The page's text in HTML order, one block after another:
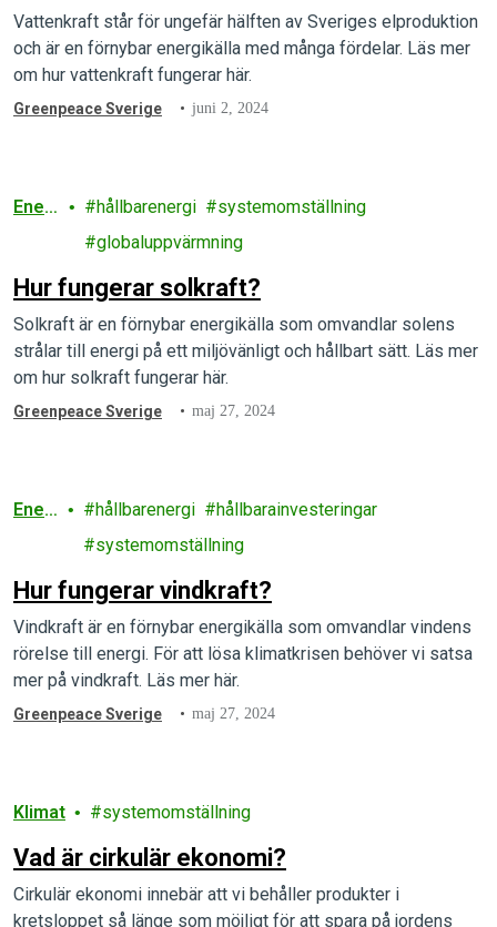
Vattenkraft står för ungefär hälften av Sveriges elproduktion
och är en förnybar energikälla med många fördelar. Läs mer
om hur vattenkraft fungerar här.
Greenpeace Sverige juni 2, 2024
Ener
hållbarenergi
systemomställning
globaluppvärmning
Hur fungerar solkraft?
Solkraft är en förnybar energikälla som omvandlar solens
strålar till energi på ett miljövänligt och hållbart sätt. Läs mer
om hur solkraft fungerar här.
Greenpeace Sverige maj 27, 2024
Ener
hållbarenergi
hållbarainvesteringar
systemomställning
Hur fungerar vindkraft?
Vindkraft är en förnybar energikälla som omvandlar vindens
rörelse till energi. För att lösa klimatkrisen behöver vi satsa
mer på vindkraft. Läs mer här.
Greenpeace Sverige maj 27, 2024
Klimat systemomställning
Vad är cirkulär ekonomi?
Cirkulär ekonomi innebär att vi behåller produkter i
kretsloppet så länge som möjligt för att spara på jordens